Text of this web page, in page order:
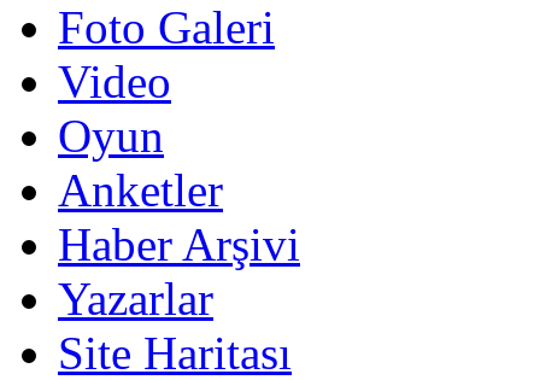
Foto Galeri
Video
Oyun
Anketler
Haber Arşivi
Yazarlar
Site Haritası